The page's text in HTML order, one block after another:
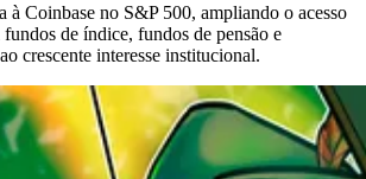
à Coinbase no S&P 500, ampliando o acesso
de índice, fundos de pensão e
crescente interesse institucional.